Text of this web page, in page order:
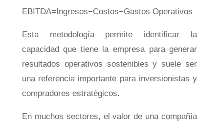
EBITDA=Ingresos−Costos−Gastos Operativos
Esta metodología permite identificar la
capacidad que tiene la empresa para generar
resultados operativos sostenibles y suele ser
una referencia importante para inversionistas y
compradores estratégicos.
En muchos sectores, el valor de una compañía